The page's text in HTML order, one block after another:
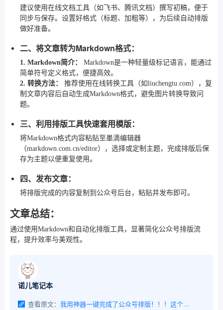
建议使用在线文档工具（如飞书、腾讯文档）撰写初稿，便于
同步与保存。设置好格式（标题、加粗等），为后续自动排版
做好准备。
二、将文章转为Markdown格式：
1. Markdown简介：
Markdown是一种轻量级标记语言，能通过
简单符号定义格式，便捷高效。
2. 转换方法：
推荐使用在线转换工具（如liuchengtu.com），复
制文章内容后自动生成Markdown格式，避免图片转换导致问
题。
三、利用排版工具快速套用模版：
将Markdown格式内容粘贴至墨滴编辑器
（markdown.com.cn/editor），选择或定制主题，完成排版后保
存为主题以便重复使用。
四、发布文章：
将排版完成的内容复制到公众号后台，粘贴并发布即可。
文章总结：
通过使用Markdown和自动化排版工具，显著简化公众号排版流
程，提升效率与美观性。
诺儿笔记本
查看原文：
我用神器一键完成了公众号排版！！！这个方法让公众号日更效率暴涨300%